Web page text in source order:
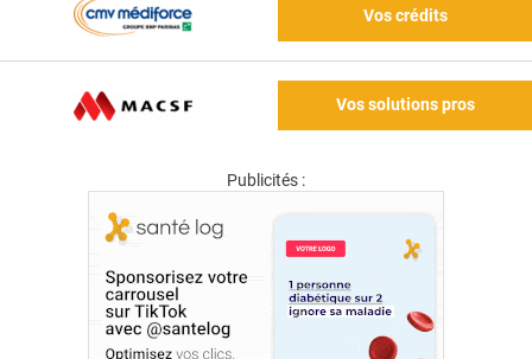
Vos crédits
Vos solutions pros
Publicités :